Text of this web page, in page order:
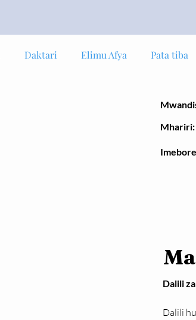
Daktari Elimu Afya Pata tiba
Mhariri:
Dalili
Dalili